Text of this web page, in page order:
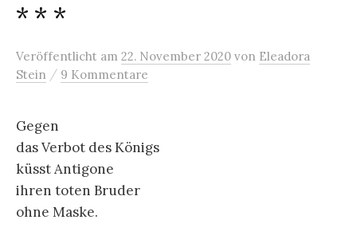
* * *
Veröffentlicht am 22. November 2020 von Eleadora
Stein / 9 Kommentare
Gegen
das Verbot des Königs
küsst Antigone
ihren toten Bruder
ohne Maske.